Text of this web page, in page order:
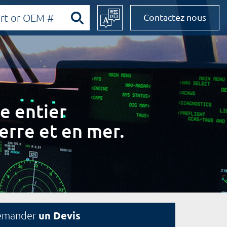
Contactez nous
entier
et en mer.
un Devis